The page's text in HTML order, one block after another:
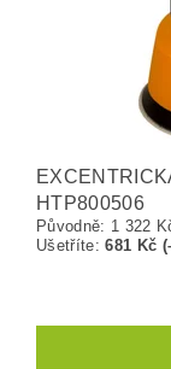
HTP800506
Původně: 1 322
Ušetříte:681 Kč